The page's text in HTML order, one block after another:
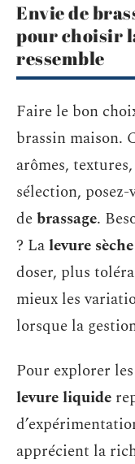
Envie de
pour choisir
ressemble
Faire le bon
brassin maison.
arômes,
sélection,
debrassage.
? Lalevure sèche
doser, plus
mieux les
lorsque la
Pour explorer
levure liquide
apprécient la